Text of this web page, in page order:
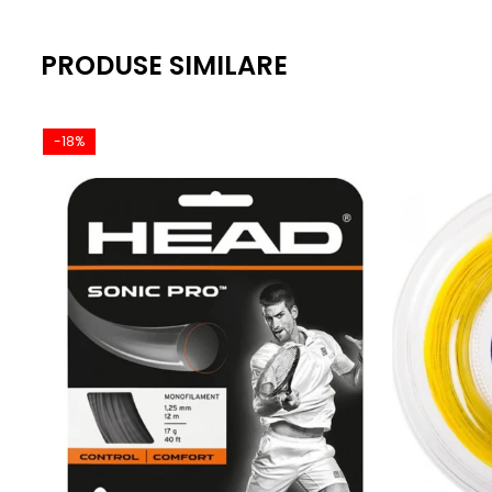
PRODUSE SIMILARE
-18%